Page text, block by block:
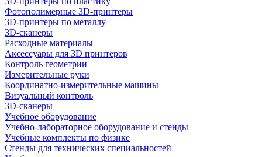
Фотополимерные 3D-принтеры
3D-принтеры по металлу
3D-сканеры
Расходные материалы
Аксессуары для 3D принтеров
Контроль геометрии
Измерительные руки
Координатно-измерительные машины
Визуальный контроль
3D-сканеры
Учебное оборудование
Учебно-лабораторное оборудование и стенды
Учебные комплекты по физике
Стенды для технических специальностей